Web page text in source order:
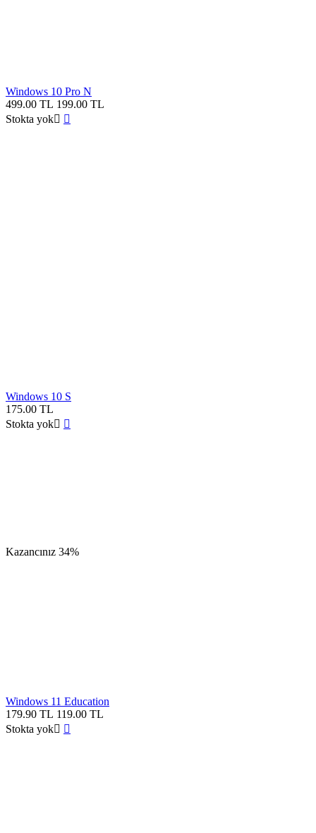
Windows 10 Pro N
499.00 TL 199.00 TL
Stokta yok 
Windows 10 S
175.00 TL
Stokta yok 
Kazancınız 34%
Windows 11 Education
179.90 TL 119.00 TL
Stokta yok 